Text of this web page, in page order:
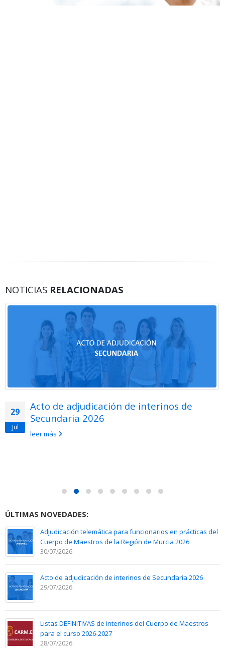
NOTICIAS RELACIONADAS
29
Jul
Acto de adjudicación de interinos de
Secundaria 2026
leer más
ÚLTIMAS NOVEDADES:
Adjudicación telemática para funcionarios en prácticas del
Cuerpo de Maestros de la Región de Murcia 2026
30/07/2026
Acto de adjudicación de interinos de Secundaria 2026
29/07/2026
Listas DEFINITIVAS de interinos del Cuerpo de Maestros
para el curso 2026-2027
28/07/2026